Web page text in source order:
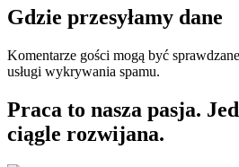
Gdzie przesyłamy dane
Komentarze gości mogą być
usługi wykrywania spamu.
Praca to nasza pasja.
ciągle rozwijana.